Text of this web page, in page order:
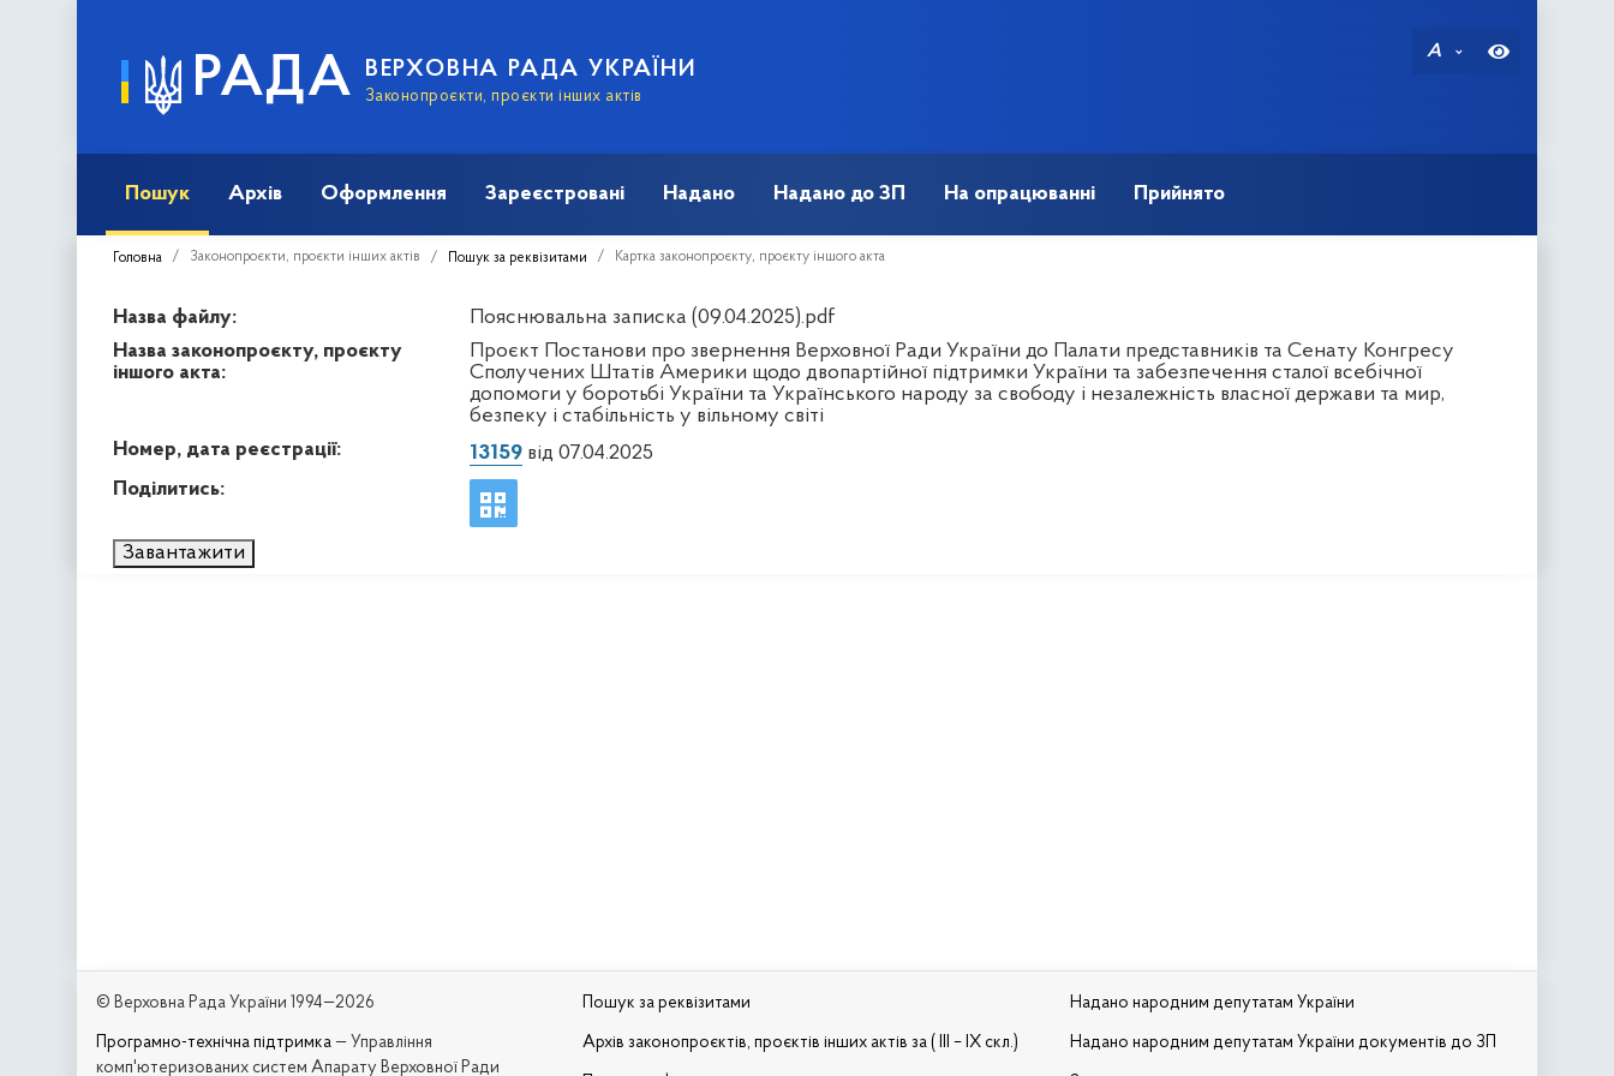
РАДА ВЕРХОВНА РАДА УКРАЇНИ
Законопроєкти, проєкти інших актів
A
Пошук Архів Оформлення Зареєстровані Надано Надано до ЗП На опрацюванні Прийнято
Головна Законопроєкти, проєкти інших актів Пошук за реквізитами Картка законопроєкту, проєкту іншого акта
Назва файлу:
Пояснювальна записка (09.04.2025).pdf
Назва законопроєкту, проєкту
іншого акта:
Проєкт Постанови про звернення Верховної Ради України до Палати представників та Сенату Конгресу
Сполучених Штатів Америки щодо двопартійної підтримки України та забезпечення сталої всебічної
допомоги у боротьбі України та Українського народу за свободу і незалежність власної держави та мир,
безпеку і стабільність у вільному світі
Номер, дата реєстрації:
13159від 07.04.2025
Поділитись:
Завантажити
© Верховна Рада України 1994—2026
Програмно-технічна підтримка — Управління
комп'ютеризованих систем Апарату Верховної Ради
Пошук за реквізитами
Архів законопроєктів, проєктів інших актів за ( III – IX скл.)
Надано народним депутатам України
Надано народним депутатам України документів до ЗП